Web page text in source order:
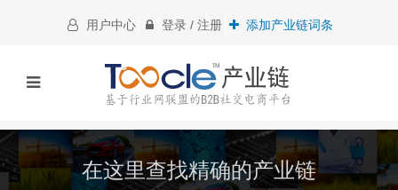
用户中心 登录 / 注册 添加产业链词条
在这里查找精确的产业链